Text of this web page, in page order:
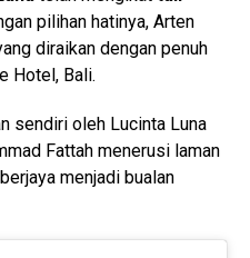
pilihan hatinya, Arten
diraikan dengan penuh
Hotel, Bali.
sendiri oleh Lucinta Luna
Fattah menerusi laman
menjadi bualan